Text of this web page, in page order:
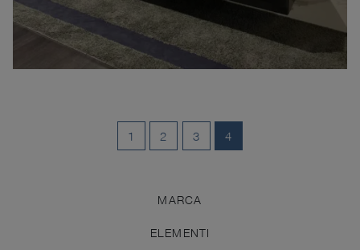
MARCA
ELEMENTI
1 2 3 4